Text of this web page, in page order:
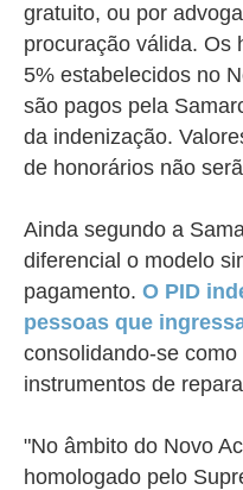
gratuito, ou por
procuração válida. Os
5% estabelecidos no
são pagos pela
da indenização.
de honorários não
Ainda segundo a
diferencial o modelo
pagamento. O PID
pessoas que
consolidando-se
instrumentos de
"No âmbito do Novo
homologado pelo